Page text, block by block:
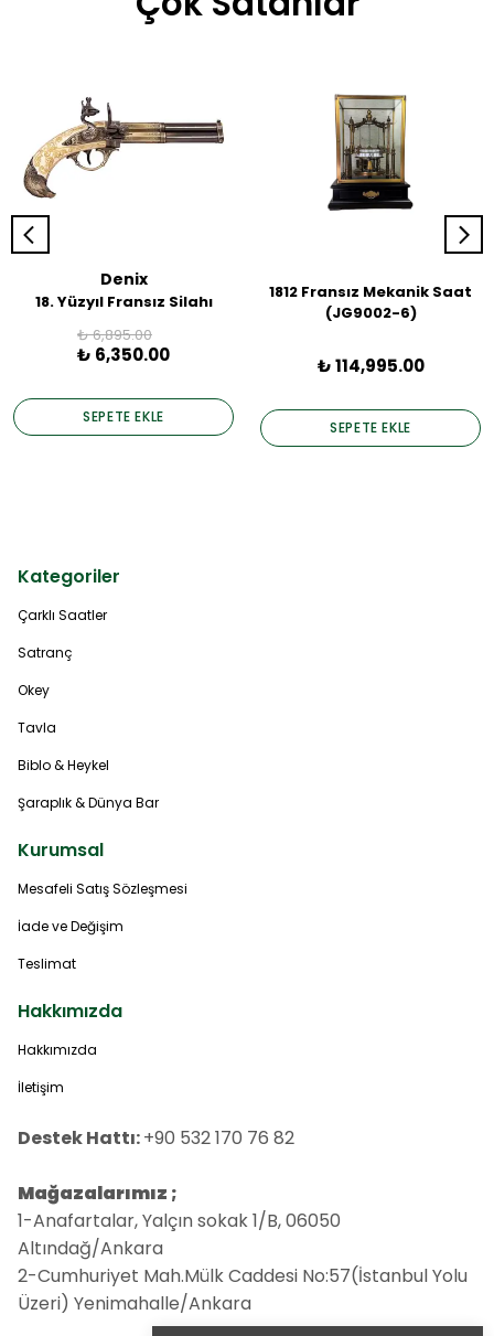
Denix
18. Yüzyıl Fransız Silahı
₺ 6,895.00
₺ 6,350.00
SEPETE EKLE
1812 Fransız Mekanik Saat
(JG9002-6)
₺ 114,995.00
SEPETE EKLE
Kategoriler
Çarklı Saatler
Satranç
Okey
Tavla
Biblo & Heykel
Şaraplık & Dünya Bar
Kurumsal
Mesafeli Satış Sözleşmesi
İade ve Değişim
Teslimat
Hakkımızda
Hakkımızda
İletişim
Destek Hattı:+90 532 170 76 82
Mağazalarımız ;
1-Anafartalar, Yalçın sokak 1/B, 06050
Altındağ/Ankara
2-Cumhuriyet Mah.Mülk Caddesi No:57(İstanbul Yolu
Üzeri) Yenimahalle/Ankara